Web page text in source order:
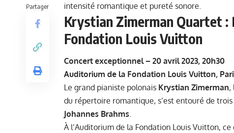
Partager
intensité romantique et pureté sonore.
Krystian Zimerman Quartet :
Fondation Louis Vuitton
Concert exceptionnel – 20 avril 2023, 20h30
Auditorium de la Fondation Louis Vuitton,
Le grand pianiste polonais Krystian Zimerman,
du répertoire romantique, s’est entouré de
Johannes Brahms
À l’Auditorium de la Fondation Louis Vuitton,